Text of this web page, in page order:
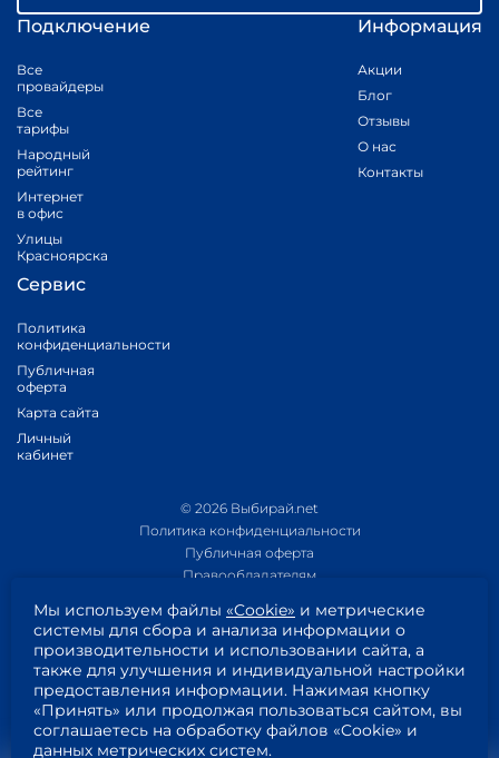
Подключение
Все
провайдеры
Все
тарифы
Народный
рейтинг
Интернет
в офис
Улицы
Красноярска
Информация
Акции
Блог
Отзывы
О нас
Контакты
Сервис
Политика
конфиденциальности
Публичная
оферта
Карта сайта
Личный
кабинет
© 2026 Выбирай.net
Политика конфиденциальности
Публичная оферта
Правообладателям
Приложение 1
Приложение 2
Пользовательское соглашение
Согласие на обработку персональных данных
Мы используем файлы «Cookie» и метрические
системы для сбора и анализа информации о
производительности и использовании сайта, а
также для улучшения и индивидуальной настройки
предоставления информации. Нажимая кнопку
«Принять» или продолжая пользоваться сайтом, вы
соглашаетесь на обработку файлов «Cookie» и
данных метрических систем.